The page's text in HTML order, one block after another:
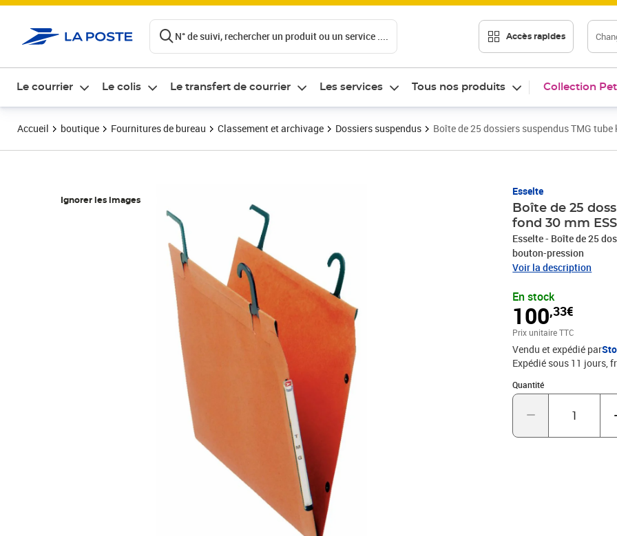
N° de suivi, rechercher un produit ou un service .... Accès rapides
Le courrier Le colis Le transfert de courrier Les services Tous nos produits Collection
Accueil boutique Fournitures de bureau Classement et archivage Dossiers suspendus Boîte de 25 dossiers suspendus TMG
Ignorer les images
Esselte
Boîte de 25
fond 30 mm
Esselte - Boîte de 25
bouton-pression
Voir la description
En stock
100,33€
Prix 100,33€
Prix unitaire TTC
Vendu et expédié par
Expédié sous 11 jours,
Quantité
Quantité : 1